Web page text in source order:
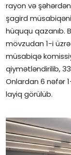
rayon və
şagird
hüququ qazanıb.
mövzudan 1-i
müsabiqə
qiymətləndirilib,
Onlardan 6 nəfər
layiq görülüb.